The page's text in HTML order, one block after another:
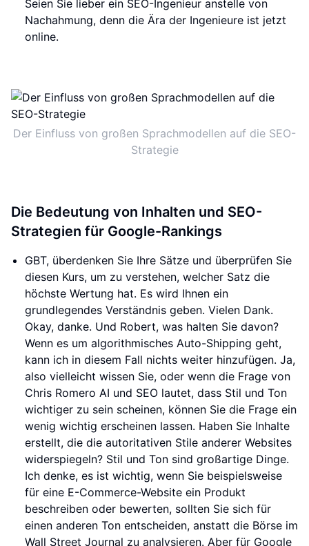
Seien Sie lieber ein SEO-Ingenieur anstelle von
Nachahmung, denn die Ära der Ingenieure ist jetzt
online.
Der Einfluss von großen Sprachmodellen auf die SEO-
Strategie
Die Bedeutung von Inhalten und SEO-
Strategien für Google-Rankings
GBT, überdenken Sie Ihre Sätze und überprüfen Sie
diesen Kurs, um zu verstehen, welcher Satz die
höchste Wertung hat. Es wird Ihnen ein
grundlegendes Verständnis geben. Vielen Dank.
Okay, danke. Und Robert, was halten Sie davon?
Wenn es um algorithmisches Auto-Shipping geht,
kann ich in diesem Fall nichts weiter hinzufügen. Ja,
also vielleicht wissen Sie, oder wenn die Frage von
Chris Romero AI und SEO lautet, dass Stil und Ton
wichtiger zu sein scheinen, können Sie die Frage ein
wenig wichtig erscheinen lassen. Haben Sie Inhalte
erstellt, die die autoritativen Stile anderer Websites
widerspiegeln? Stil und Ton sind großartige Dinge.
Ich denke, es ist wichtig, wenn Sie beispielsweise
für eine E-Commerce-Website ein Produkt
beschreiben oder bewerten, sollten Sie sich für
einen anderen Ton entscheiden, anstatt die Börse im
Wall Street Journal zu analysieren. Aber für Google